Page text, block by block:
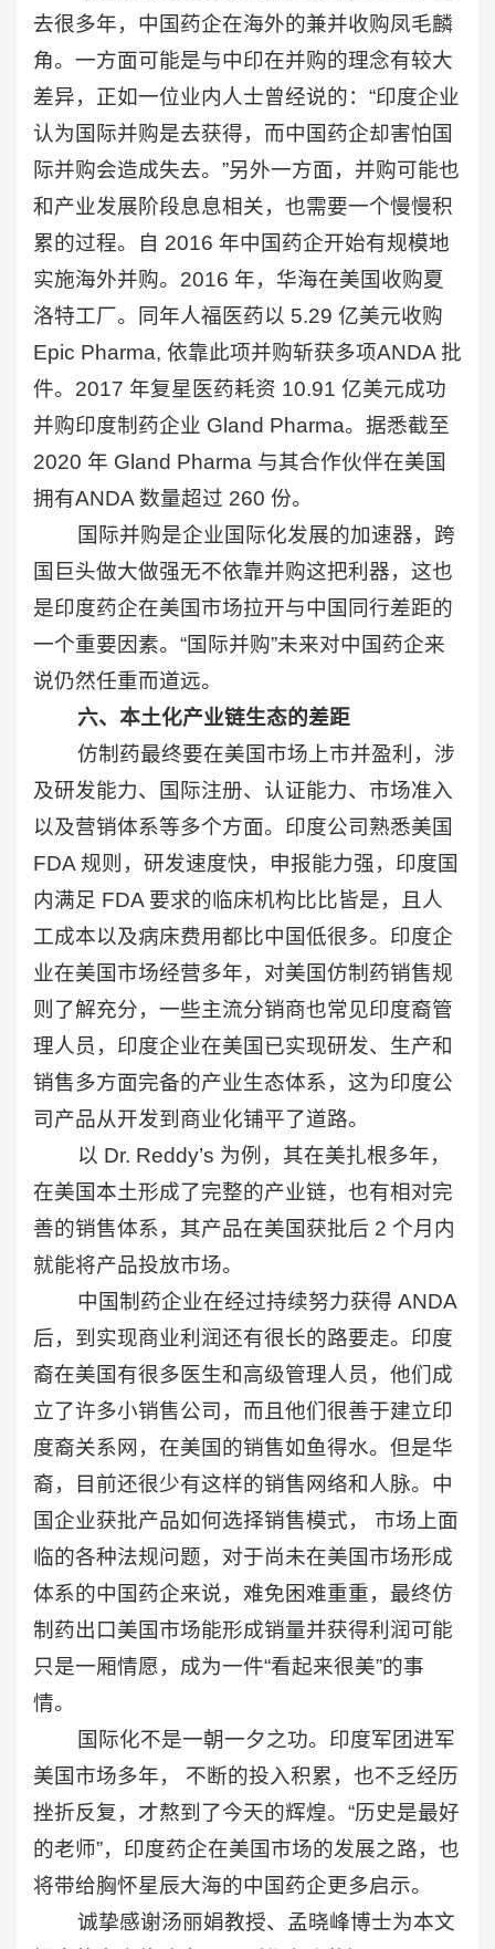
去很多年，中国药企在海外的兼并收购凤毛麟
角。一方面可能是与中印在并购的理念有较大
差异，正如一位业内人士曾经说的：“印度企业
认为国际并购是去获得，而中国药企却害怕国
际并购会造成失去。”另外一方面，并购可能也
和产业发展阶段息息相关，也需要一个慢慢积
累的过程。自 2016 年中国药企开始有规模地
实施海外并购。2016 年，华海在美国收购夏
洛特工厂。同年人福医药以 5.29 亿美元收购
Epic Pharma, 依靠此项并购斩获多项ANDA 批
件。2017 年复星医药耗资 10.91 亿美元成功
并购印度制药企业 Gland Pharma。据悉截至
2020 年 Gland Pharma 与其合作伙伴在美国
拥有ANDA 数量超过 260 份。
国际并购是企业国际化发展的加速器，跨
国巨头做大做强无不依靠并购这把利器，这也
是印度药企在美国市场拉开与中国同行差距的
一个重要因素。“国际并购”未来对中国药企来
说仍然任重而道远。
六、本土化产业链生态的差距
仿制药最终要在美国市场上市并盈利，涉
及研发能力、国际注册、认证能力、市场准入
以及营销体系等多个方面。印度公司熟悉美国
FDA 规则，研发速度快，申报能力强，印度国
内满足 FDA 要求的临床机构比比皆是，且人
工成本以及病床费用都比中国低很多。印度企
业在美国市场经营多年，对美国仿制药销售规
则了解充分，一些主流分销商也常见印度裔管
理人员，印度企业在美国已实现研发、生产和
销售多方面完备的产业生态体系，这为印度公
司产品从开发到商业化铺平了道路。
以 Dr. Reddy’s 为例，其在美扎根多年，
在美国本土形成了完整的产业链，也有相对完
善的销售体系，其产品在美国获批后 2 个月内
就能将产品投放市场。
中国制药企业在经过持续努力获得 ANDA
后，到实现商业利润还有很长的路要走。印度
裔在美国有很多医生和高级管理人员，他们成
立了许多小销售公司，而且他们很善于建立印
度裔关系网，在美国的销售如鱼得水。但是华
裔，目前还很少有这样的销售网络和人脉。中
国企业获批产品如何选择销售模式， 市场上面
临的各种法规问题，对于尚未在美国市场形成
体系的中国药企来说，难免困难重重，最终仿
制药出口美国市场能形成销量并获得利润可能
只是一厢情愿，成为一件“看起来很美”的事
情。
国际化不是一朝一夕之功。印度军团进军
美国市场多年， 不断的投入积累，也不乏经历
挫折反复，才熬到了今天的辉煌。“历史是最好
的老师”，印度药企在美国市场的发展之路，也
将带给胸怀星辰大海的中国药企更多启示。
诚挚感谢汤丽娟教授、孟晓峰博士为本文